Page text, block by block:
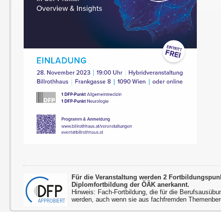
Für die Veranstaltung werden 2
Diplomfortbildung der ÖÄK anerkannt.
Hinweis: Fach-Fortbildung, die für die
werden, auch wenn sie aus fachfremden